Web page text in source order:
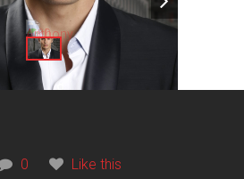
0 Like this